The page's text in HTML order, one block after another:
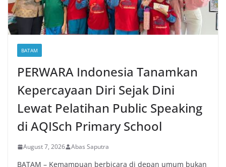
BATAM
PERWARA Indonesia Tanamkan
Kepercayaan Diri Sejak Dini
Lewat Pelatihan Public Speaking
di AQISch Primary School
August 7, 2026 Abas Saputra
BATAM – Kemampuan berbicara di depan umum bukan